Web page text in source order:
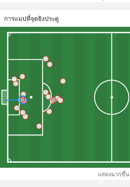
การแมปที่จุดยิงประตู
แสดงมากขึ้น